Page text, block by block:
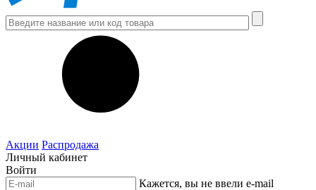
Акции Распродажа
Личный кабинет
Войти
Кажется, вы не ввели e-mail